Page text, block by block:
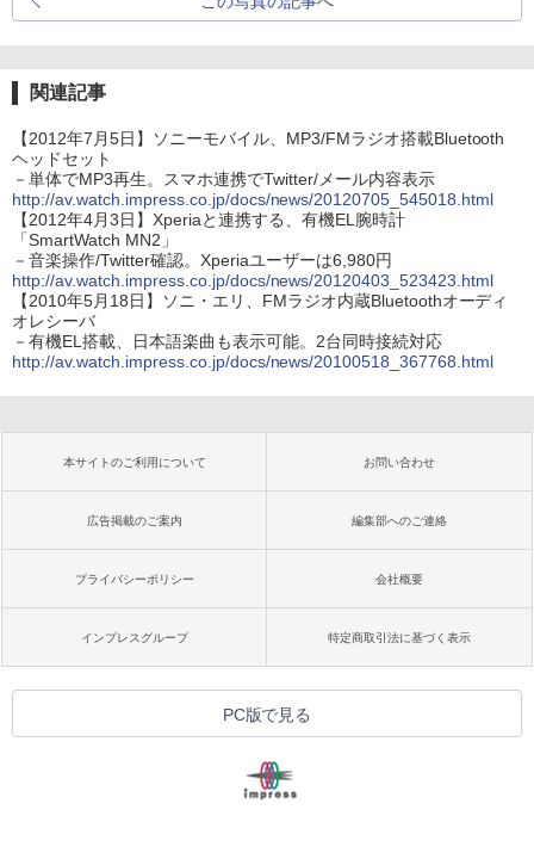
関連記事
【2012年7月5日】ソニーモバイル、MP3/FMラジオ搭載Bluetooth
ヘッドセット
－単体でMP3再生。スマホ連携でTwitter/メール内容表示
http://av.watch.impress.co.jp/docs/news/20120705_545018.html
【2012年4月3日】Xperiaと連携する、有機EL腕時計
「SmartWatch MN2」
－音楽操作/Twitter確認。Xperiaユーザーは6,980円
http://av.watch.impress.co.jp/docs/news/20120403_523423.html
【2010年5月18日】ソニ・エリ、FMラジオ内蔵Bluetoothオーディ
オレシーバ
－有機EL搭載、日本語楽曲も表示可能。2台同時接続対応
http://av.watch.impress.co.jp/docs/news/20100518_367768.html
本サイトのご利用について お問い合わせ
広告掲載のご案内 編集部へのご連絡
プライバシーポリシー 会社概要
インプレスグループ 特定商取引法に基づく表示
PC版で見る